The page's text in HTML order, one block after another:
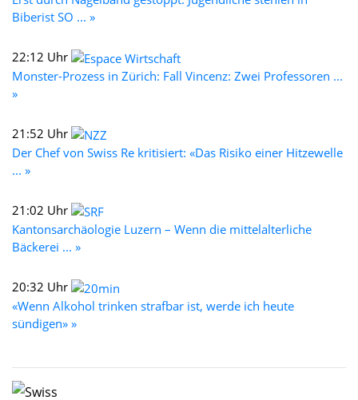
Biberist SO ... »
22:12 Uhr
Monster-Prozess in Zürich: Fall Vincenz: Zwei Professoren ...
»
21:52 Uhr
Der Chef von Swiss Re kritisiert: «Das Risiko einer Hitzewelle
... »
21:02 Uhr
Kantonsarchäologie Luzern – Wenn die mittelalterliche
Bäckerei ... »
20:32 Uhr
«Wenn Alkohol trinken strafbar ist, werde ich heute
sündigen» »